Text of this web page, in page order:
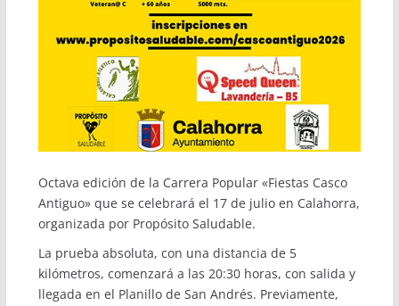
Octava edición de la Carrera Popular «Fiestas Casco
Antiguo» que se celebrará el 17 de julio en Calahorra,
organizada por Propósito Saludable.
La prueba absoluta, con una distancia de 5
kilómetros, comenzará a las 20:30 horas, con salida y
llegada en el Planillo de San Andrés. Previamente,